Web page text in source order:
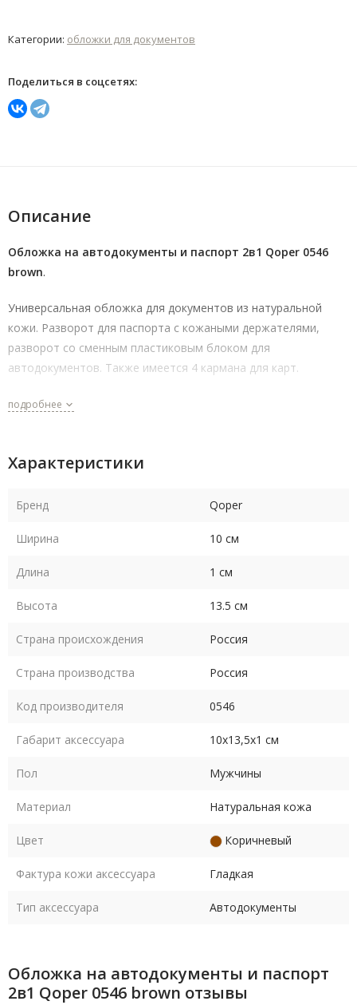
Категории: обложки для документов
Поделиться в соцсетях:
Описание
Обложка на автодокументы и паспорт 2в1 Qoper 0546
brown.
Универсальная обложка для документов из натуральной
кожи. Разворот для паспорта с кожаными держателями,
разворот со сменным пластиковым блоком для
автодокументов. Также имеется 4 кармана для карт.
подробнее
Характеристики
Бренд Qoper
Ширина 10 см
Длина 1 см
Высота 13.5 см
Страна происхождения Россия
Страна производства Россия
Код производителя 0546
Габарит аксессуара 10х13,5х1 см
Пол Мужчины
Материал Натуральная кожа
Цвет Коричневый
Фактура кожи аксессуара Гладкая
Тип аксессуара Автодокументы
Обложка на автодокументы и паспорт
2в1 Qoper 0546 brown отзывы